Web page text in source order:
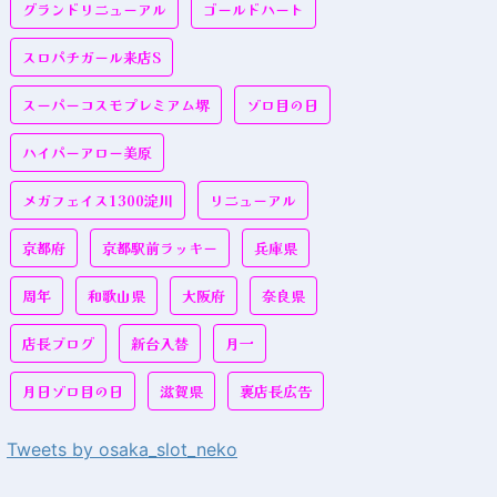
グランドリニューアル ゴールドハート
スロパチガール来店S
スーパーコスモプレミアム堺 ゾロ目の日
ハイパーアロー美原
メガフェイス1300淀川 リニューアル
京都府 京都駅前ラッキー 兵庫県
周年 和歌山県 大阪府 奈良県
店長ブログ 新台入替 月一
月日ゾロ目の日 滋賀県 裏店長広告
Tweets by osaka_slot_neko